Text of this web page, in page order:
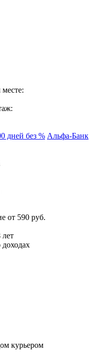
дней без % Альфа-Банк
от 590 руб.
лет
доходах
курьером